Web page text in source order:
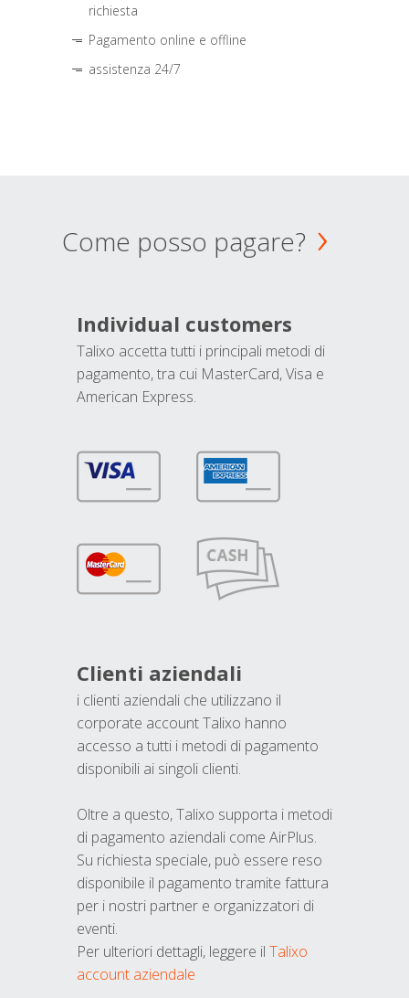
richiesta
Pagamento online e offline
assistenza 24/7
Come posso pagare?
Individual customers
Talixo accetta tutti i principali metodi di
pagamento, tra cui MasterCard, Visa e
American Express.
Clienti aziendali
i clienti aziendali che utilizzano il
corporate account Talixo hanno
accesso a tutti i metodi di pagamento
disponibili ai singoli clienti.
Oltre a questo, Talixo supporta i metodi
di pagamento aziendali come AirPlus.
Su richiesta speciale, può essere reso
disponibile il pagamento tramite fattura
per i nostri partner e organizzatori di
eventi.
Per ulteriori dettagli, leggere il Talixo
account aziendale